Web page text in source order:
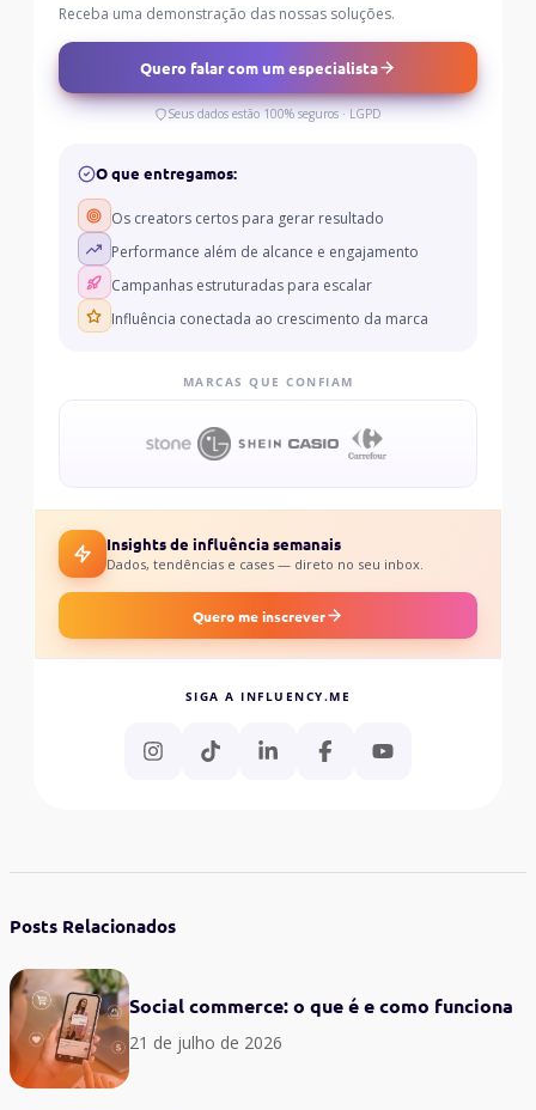
Receba uma demonstração das nossas soluções.
Quero falar com um especialista
Seus dados estão 100% seguros · LGPD
O que entregamos:
Os creators certos para gerar resultado
Performance além de alcance e engajamento
Campanhas estruturadas para escalar
Influência conectada ao crescimento da marca
MARCAS QUE CONFIAM
Insights de influência semanais
Dados, tendências e cases — direto no seu inbox.
Quero me inscrever
SIGA A INFLUENCY.ME
Posts Relacionados
Social commerce: o que é e como funciona
21 de julho de 2026